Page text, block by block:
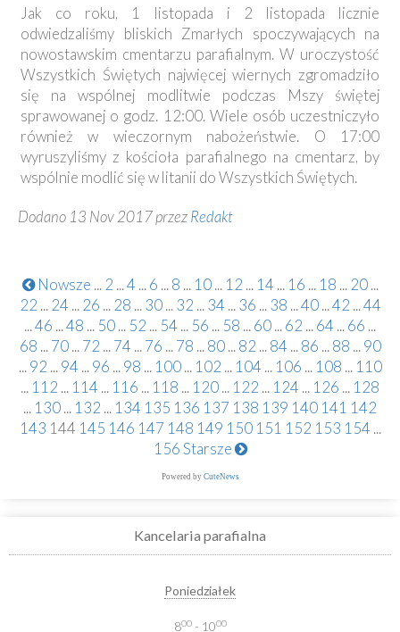
Jak co roku, 1 listopada i 2 listopada licznie
odwiedzaliśmy bliskich Zmarłych spoczywających na
nowostawskim cmentarzu parafialnym. W uroczystość
Wszystkich Świętych najwięcej wiernych zgromadziło
się na wspólnej modlitwie podczas Mszy świętej
sprawowanej o godz. 12:00. Wiele osób uczestniczyło
również w wieczornym nabożeństwie. O 17:00
wyruszyliśmy z kościoła parafialnego na cmentarz, by
wspólnie modlić się w litanii do Wszystkich Świętych.
Dodano 13 Nov 2017 przezRedakt
Nowsze ... 2 ...4 ... 6 ... 8 ... 10 ... 12 ... 14 ... 16 ... 18 ... 20 ...
22 ... 24 ... 26 ... 28 ... 30 ... 32 ... 34 ... 36 ... 38 ...40 ...42 ...44
...46 ...48 ... 50... 52 ... 54 ... 56 ... 58 ...60...62 ...64 ...66 ...
68 ... 70 ... 72 ... 74 ... 76 ... 78 ... 80 ... 82 ... 84 ... 86 ... 88 ... 90
... 92 ... 94 ... 96 ... 98 ... 100 ... 102 ... 104 ... 106 ... 108 ... 110
... 112 ... 114 ... 116 ... 118 ... 120... 122 ... 124 ... 126 ... 128
... 130... 132 ... 134 135 136 137 138 139 140 141 142
143 144 145 146 147 148 149 150 151 152 153 154 ...
156Starsze
Powered by CuteNews
Kancelaria parafialna
Poniedziałek
800- 1000